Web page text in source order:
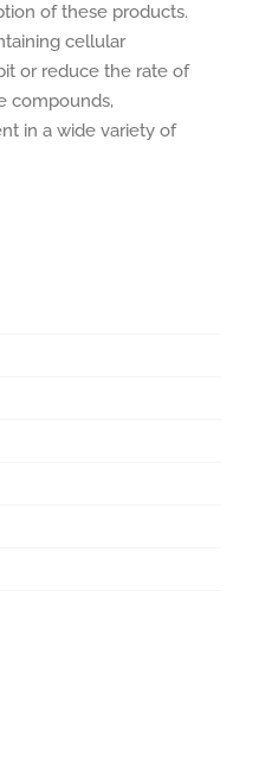
of these products.
cellular
or reduce the rate of
compounds,
in a wide variety of